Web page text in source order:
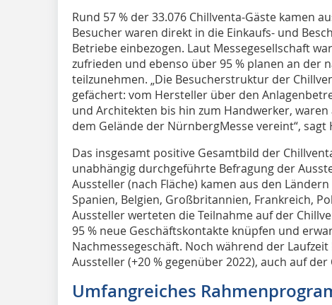
Rund 57 % der 33.076 Chillventa-Gäste ­kamen
Besucher waren direkt in die Einkaufs- und
Betriebe einbezogen. Laut Messegesellschaft
zufrieden und ebenso über 95 % planen an der
teilzunehmen. „Die Besucherstruktur der
gefächert: vom Hersteller über den
und Architekten bis hin zum Handwerker,
dem Gelände der NürnbergMesse vereint“, sagt
Das insgesamt positive Gesamtbild der
unabhängig durchgeführte Befragung der
Aussteller (nach Fläche) kamen aus den
Spanien, Belgien, Großbritannien, Frankreich,
Aussteller werteten die Teilnahme auf der
95 % neue Geschäftskontakte knüpfen und
Nachmessegeschäft. Noch während der
Aussteller (+20 % gegenüber 2022), auch auf
Umfangreiches